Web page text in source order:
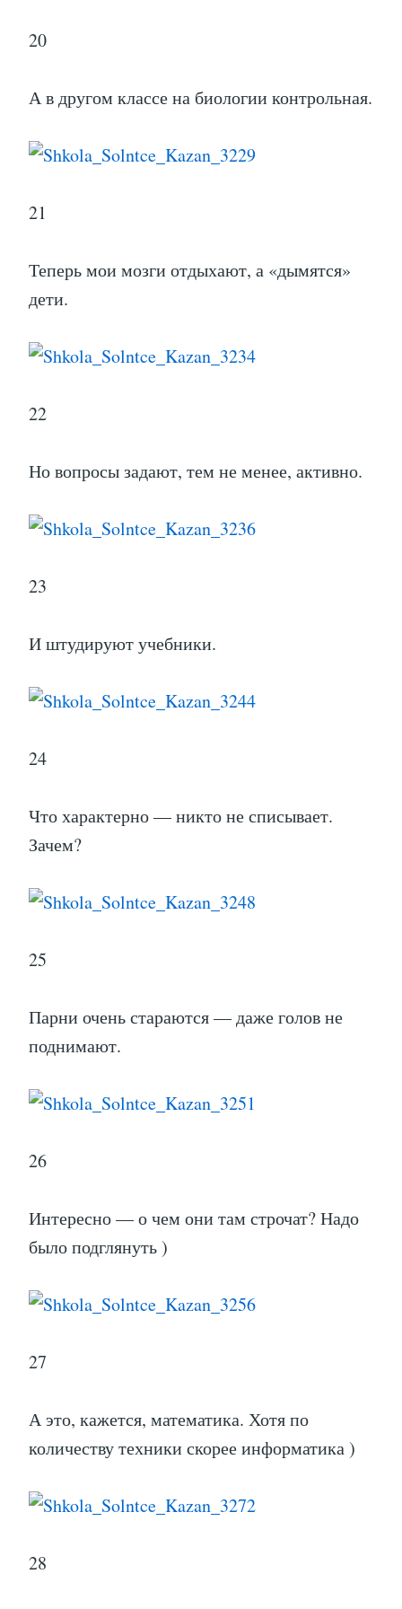
20
А в другом классе на биологии контрольная.
21
Теперь мои мозги отдыхают, а «дымятся»
дети.
22
Но вопросы задают, тем не менее, активно.
23
И штудируют учебники.
24
Что характерно — никто не списывает.
Зачем?
25
Парни очень стараются — даже голов не
поднимают.
26
Интересно — о чем они там строчат? Надо
было подглянуть )
27
А это, кажется, математика. Хотя по
количеству техники скорее информатика )
28